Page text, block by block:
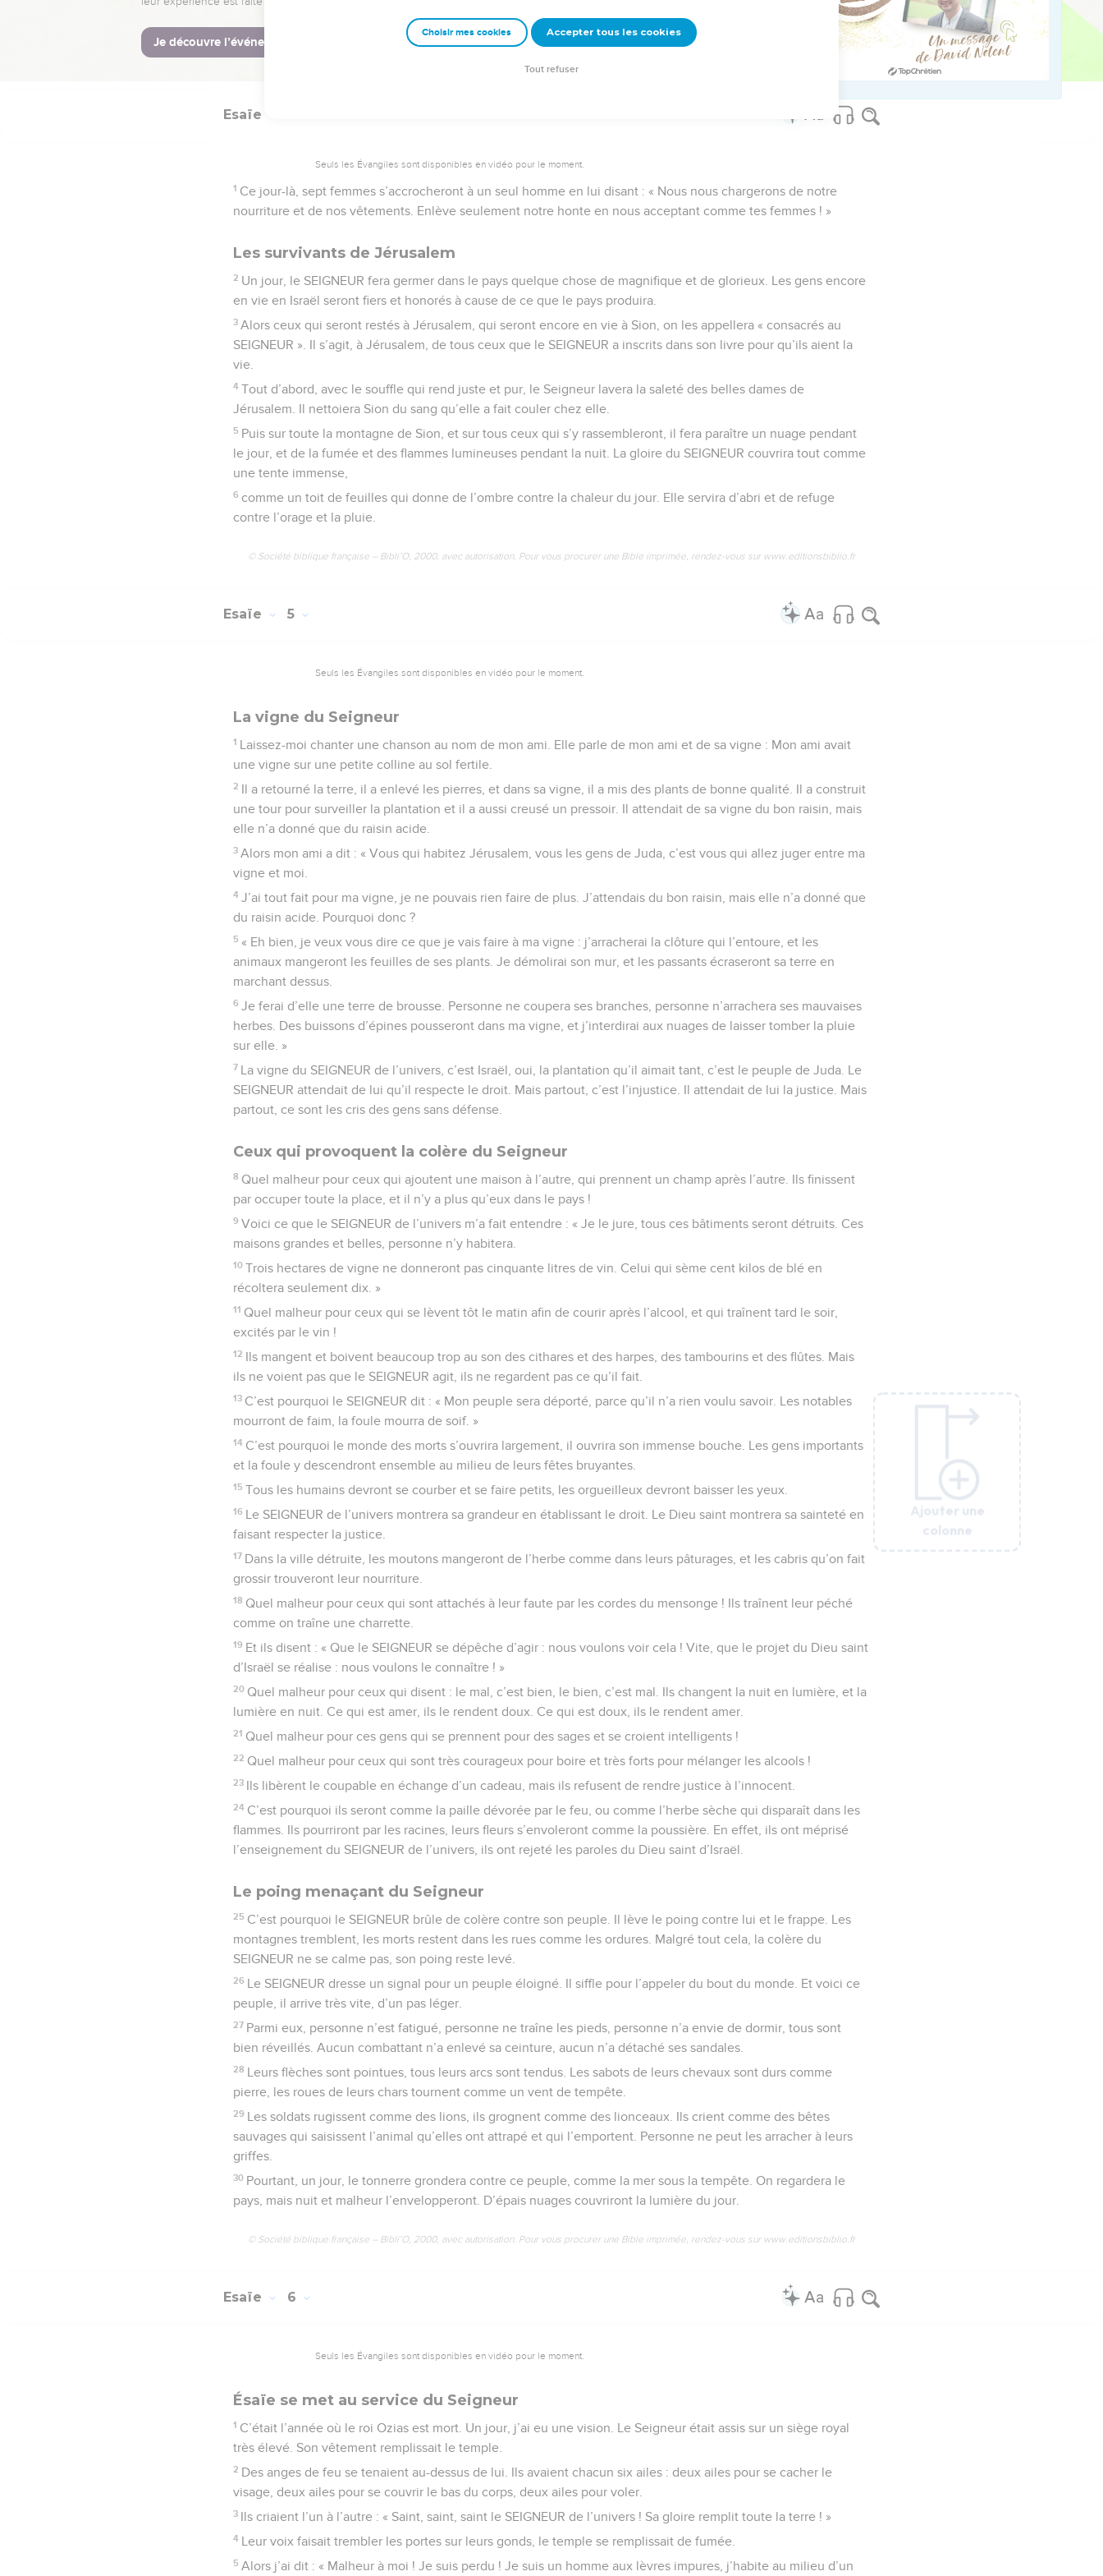
par terre.
© Société biblique française – Bibli’O, 2000, avec autorisation. Pour vous procurer une Bible imprimée, rendez-vous sur www.editionsbiblio.fr
Ajouter une
colonne
Esaïe
Seuls les Évangiles sont disponibles en vidéo pour le moment.
1 Ce jour-là, sept femmes s’accrocheront à un seul homme en lui disant : « Nous nous chargerons de notre
nourriture et de nos vêtements. Enlève seulement notre honte en nous acceptant comme tes femmes ! »
Les survivants de Jérusalem
2 Un jour, le SEIGNEUR fera germer dans le pays quelque chose de magnifique et de glorieux. Les gens encore
en vie en Israël seront fiers et honorés à cause de ce que le pays produira.
3 Alors ceux qui seront restés à Jérusalem, qui seront encore en vie à Sion, on les appellera « consacrés au
SEIGNEUR ». Il s’agit, à Jérusalem, de tous ceux que le SEIGNEUR a inscrits dans son livre pour qu’ils aient la
vie.
4 Tout d’abord, avec le souffle qui rend juste et pur, le Seigneur lavera la saleté des belles dames de
Jérusalem. Il nettoiera Sion du sang qu’elle a fait couler chez elle.
5 Puis sur toute la montagne de Sion, et sur tous ceux qui s’y rassembleront, il fera paraître un nuage pendant
le jour, et de la fumée et des flammes lumineuses pendant la nuit. La gloire du SEIGNEUR couvrira tout comme
une tente immense,
6 comme un toit de feuilles qui donne de l’ombre contre la chaleur du jour. Elle servira d’abri et de refuge
contre l’orage et la pluie.
© Société biblique française – Bibli’O, 2000, avec autorisation. Pour vous procurer une Bible imprimée, rendez-vous sur www.editionsbiblio.fr
Ajouter une
colonne
Esaïe 5
Seuls les Évangiles sont disponibles en vidéo pour le moment.
La vigne du Seigneur
1 Laissez-moi chanter une chanson au nom de mon ami. Elle parle de mon ami et de sa vigne : Mon ami avait
une vigne sur une petite colline au sol fertile.
2 Il a retourné la terre, il a enlevé les pierres, et dans sa vigne, il a mis des plants de bonne qualité. Il a construit
une tour pour surveiller la plantation et il a aussi creusé un pressoir. Il attendait de sa vigne du bon raisin, mais
elle n’a donné que du raisin acide.
3 Alors mon ami a dit : « Vous qui habitez Jérusalem, vous les gens de Juda, c’est vous qui allez juger entre ma
vigne et moi.
4 J’ai tout fait pour ma vigne, je ne pouvais rien faire de plus. J’attendais du bon raisin, mais elle n’a donné que
du raisin acide. Pourquoi donc ?
5 « Eh bien, je veux vous dire ce que je vais faire à ma vigne : j’arracherai la clôture qui l’entoure, et les
animaux mangeront les feuilles de ses plants. Je démolirai son mur, et les passants écraseront sa terre en
marchant dessus.
6 Je ferai d’elle une terre de brousse. Personne ne coupera ses branches, personne n’arrachera ses mauvaises
herbes. Des buissons d’épines pousseront dans ma vigne, et j’interdirai aux nuages de laisser tomber la pluie
sur elle. »
7 La vigne du SEIGNEUR de l’univers, c’est Israël, oui, la plantation qu’il aimait tant, c’est le peuple de Juda. Le
SEIGNEUR attendait de lui qu’il respecte le droit. Mais partout, c’est l’injustice. Il attendait de lui la justice. Mais
partout, ce sont les cris des gens sans défense.
Ceux qui provoquent la colère du Seigneur
8 Quel malheur pour ceux qui ajoutent une maison à l’autre, qui prennent un champ après l’autre. Ils finissent
par occuper toute la place, et il n’y a plus qu’eux dans le pays !
9 Voici ce que le SEIGNEUR de l’univers m’a fait entendre : « Je le jure, tous ces bâtiments seront détruits. Ces
maisons grandes et belles, personne n’y habitera.
10 Trois hectares de vigne ne donneront pas cinquante litres de vin. Celui qui sème cent kilos de blé en
récoltera seulement dix. »
11 Quel malheur pour ceux qui se lèvent tôt le matin afin de courir après l’alcool, et qui traînent tard le soir,
excités par le vin !
12 Ils mangent et boivent beaucoup trop au son des cithares et des harpes, des tambourins et des flûtes. Mais
ils ne voient pas que le SEIGNEUR agit, ils ne regardent pas ce qu’il fait.
13 C’est pourquoi le SEIGNEUR dit : « Mon peuple sera déporté, parce qu’il n’a rien voulu savoir. Les notables
mourront de faim, la foule mourra de soif. »
14 C’est pourquoi le monde des morts s’ouvrira largement, il ouvrira son immense bouche. Les gens importants
et la foule y descendront ensemble au milieu de leurs fêtes bruyantes.
15 Tous les humains devront se courber et se faire petits, les orgueilleux devront baisser les yeux.
16 Le SEIGNEUR de l’univers montrera sa grandeur en établissant le droit. Le Dieu saint montrera sa sainteté en
faisant respecter la justice.
17 Dans la ville détruite, les moutons mangeront de l’herbe comme dans leurs pâturages, et les cabris qu’on fait
grossir trouveront leur nourriture.
18 Quel malheur pour ceux qui sont attachés à leur faute par les cordes du mensonge ! Ils traînent leur péché
comme on traîne une charrette.
19 Et ils disent : « Que le SEIGNEUR se dépêche d’agir : nous voulons voir cela ! Vite, que le projet du Dieu saint
d’Israël se réalise : nous voulons le connaître ! »
20 Quel malheur pour ceux qui disent : le mal, c’est bien, le bien, c’est mal. Ils changent la nuit en lumière, et la
lumière en nuit. Ce qui est amer, ils le rendent doux. Ce qui est doux, ils le rendent amer.
21 Quel malheur pour ces gens qui se prennent pour des sages et se croient intelligents !
22 Quel malheur pour ceux qui sont très courageux pour boire et très forts pour mélanger les alcools !
23 Ils libèrent le coupable en échange d’un cadeau, mais ils refusent de rendre justice à l’innocent.
24 C’est pourquoi ils seront comme la paille dévorée par le feu, ou comme l’herbe sèche qui disparaît dans les
flammes. Ils pourriront par les racines, leurs fleurs s’envoleront comme la poussière. En effet, ils ont méprisé
l’enseignement du SEIGNEUR de l’univers, ils ont rejeté les paroles du Dieu saint d’Israël.
Le poing menaçant du Seigneur
25 C’est pourquoi le SEIGNEUR brûle de colère contre son peuple. Il lève le poing contre lui et le frappe. Les
montagnes tremblent, les morts restent dans les rues comme les ordures. Malgré tout cela, la colère du
SEIGNEUR ne se calme pas, son poing reste levé.
26 Le SEIGNEUR dresse un signal pour un peuple éloigné. Il siffle pour l’appeler du bout du monde. Et voici ce
peuple, il arrive très vite, d’un pas léger.
27 Parmi eux, personne n’est fatigué, personne ne traîne les pieds, personne n’a envie de dormir, tous sont
bien réveillés. Aucun combattant n’a enlevé sa ceinture, aucun n’a détaché ses sandales.
28 Leurs flèches sont pointues, tous leurs arcs sont tendus. Les sabots de leurs chevaux sont durs comme
pierre, les roues de leurs chars tournent comme un vent de tempête.
29 Les soldats rugissent comme des lions, ils grognent comme des lionceaux. Ils crient comme des bêtes
sauvages qui saisissent l’animal qu’elles ont attrapé et qui l’emportent. Personne ne peut les arracher à leurs
griffes.
30 Pourtant, un jour, le tonnerre grondera contre ce peuple, comme la mer sous la tempête. On regardera le
pays, mais nuit et malheur l’envelopperont. D’épais nuages couvriront la lumière du jour.
© Société biblique française – Bibli’O, 2000, avec autorisation. Pour vous procurer une Bible imprimée, rendez-vous sur www.editionsbiblio.fr
Ajouter une
colonne
Esaïe 6
Seuls les Évangiles sont disponibles en vidéo pour le moment.
Ésaïe se met au service du Seigneur
1 C’était l’année où le roi Ozias est mort. Un jour, j’ai eu une vision. Le Seigneur était assis sur un siège royal
très élevé. Son vêtement remplissait le temple.
2 Des anges de feu se tenaient au-dessus de lui. Ils avaient chacun six ailes : deux ailes pour se cacher le
visage, deux ailes pour se couvrir le bas du corps, deux ailes pour voler.
3 Ils criaient l’un à l’autre : « Saint, saint, saint le SEIGNEUR de l’univers ! Sa gloire remplit toute la terre ! »
4 Leur voix faisait trembler les portes sur leurs gonds, le temple se remplissait de fumée.
5 Alors j’ai dit : « Malheur à moi ! Je suis perdu ! Je suis un homme aux lèvres impures, j’habite au milieu d’un
Ajouter une
colonne
Ajouter une
colonne
Ajouter une
colonne
Choisir mes cookies Accepter tous les cookies
Tout refuser